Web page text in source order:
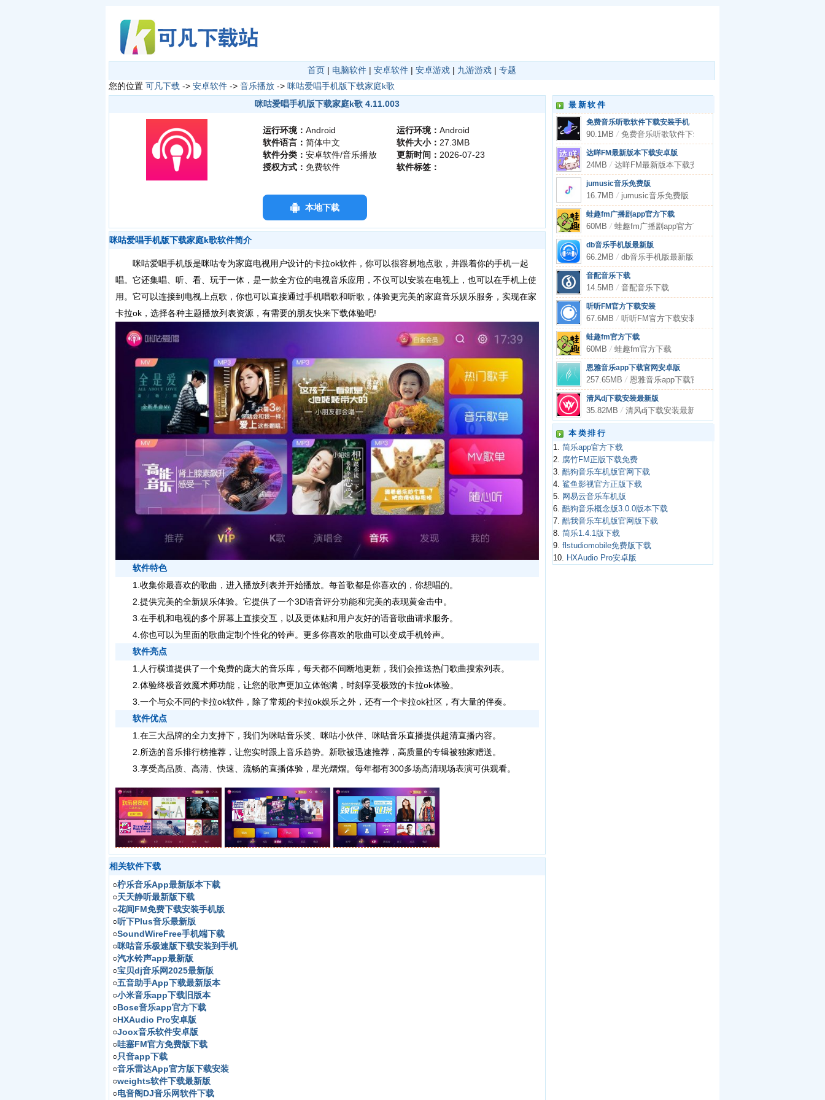
首页 | 电脑软件 | 安卓软件 | 安卓游戏 | 九游游戏 | 专题
您的位置 可凡下载 -> 安卓软件 -> 音乐播放 -> 咪咕爱唱手机版下载家庭k歌
咪咕爱唱手机版下载家庭k歌 4.11.003
运行环境： Android
软件语言： 简体中文
软件分类： 安卓软件/音乐播放
授权方式： 免费软件
运行环境： Android
软件大小： 27.3MB
更新时间： 2026-07-23
软件标签：
本地下载
咪咕爱唱手机版下载家庭k歌软件简介
咪咕爱唱手机版是咪咕专为家庭电视用户设计的卡拉ok软件，你可以很容易地点歌，并跟着你的手机一起
唱。它还集唱、听、看、玩于一体，是一款全方位的电视音乐应用，不仅可以安装在电视上，也可以在手机上使
用。它可以连接到电视上点歌，你也可以直接通过手机唱歌和听歌，体验更完美的家庭音乐娱乐服务，实现在家
卡拉ok，选择各种主题播放列表资源，有需要的朋友快来下载体验吧!
软件特色
1.收集你最喜欢的歌曲，进入播放列表并开始播放。每首歌都是你喜欢的，你想唱的。
2.提供完美的全新娱乐体验。它提供了一个3D语音评分功能和完美的表现黄金击中。
3.在手机和电视的多个屏幕上直接交互，以及更体贴和用户友好的语音歌曲请求服务。
4.你也可以为里面的歌曲定制个性化的铃声。更多你喜欢的歌曲可以变成手机铃声。
软件亮点
1.人行横道提供了一个免费的庞大的音乐库，每天都不间断地更新，我们会推送热门歌曲搜索列表。
2.体验终极音效魔术师功能，让您的歌声更加立体饱满，时刻享受极致的卡拉ok体验。
3.一个与众不同的卡拉ok软件，除了常规的卡拉ok娱乐之外，还有一个卡拉ok社区，有大量的伴奏。
软件优点
1.在三大品牌的全力支持下，我们为咪咕音乐奖、咪咕小伙伴、咪咕音乐直播提供超清直播内容。
2.所选的音乐排行榜推荐，让您实时跟上音乐趋势。新歌被迅速推荐，高质量的专辑被独家赠送。
3.享受高品质、高清、快速、流畅的直播体验，星光熠熠。每年都有300多场高清现场表演可供观看。
相关软件下载
○柠乐音乐App最新版本下载
○天天静听最新版下载
○花间FM免费下载安装手机版
○听下Plus音乐最新版
○SoundWireFree手机端下载
○咪咕音乐极速版下载安装到手机
○汽水铃声app最新版
○宝贝dj音乐网2025最新版
○五音助手App下载最新版本
○小米音乐app下载旧版本
○Bose音乐app官方下载
○HXAudio Pro安卓版
○Joox音乐软件安卓版
○哇塞FM官方免费版下载
○只音app下载
○音乐雷达App官方版下载安装
○weights软件下载最新版
○电音阁DJ音乐网软件下载
最新软件
免费音乐听歌软件下载安装手机
90.1MB/ 免费音乐听歌软件下载安装手机
达咩FM最新版本下载安卓版
24MB/ 达咩FM最新版本下载安卓版
jumusic音乐免费版
16.7MB/ jumusic音乐免费版
蛙趣fm广播剧app官方下载
60MB/ 蛙趣fm广播剧app官方下载
db音乐手机版最新版
66.2MB/ db音乐手机版最新版
音配音乐下载
14.5MB/ 音配音乐下载
听听FM官方下载安装
67.6MB/ 听听FM官方下载安装
蛙趣fm官方下载
60MB/ 蛙趣fm官方下载
恩雅音乐app下载官网安卓版
257.65MB/ 恩雅音乐app下载官网安卓版
清风dj下载安装最新版
35.82MB/ 清风dj下载安装最新版
本类排行
1. 简乐app官方下载
2. 腐竹FM正版下载免费
3. 酷狗音乐车机版官网下载
4. 鲨鱼影视官方正版下载
5. 网易云音乐车机版
6. 酷狗音乐概念版3.0.0版本下载
7. 酷我音乐车机版官网版下载
8. 简乐1.4.1版下载
9. flstudiomobile免费版下载
10. HXAudio Pro安卓版